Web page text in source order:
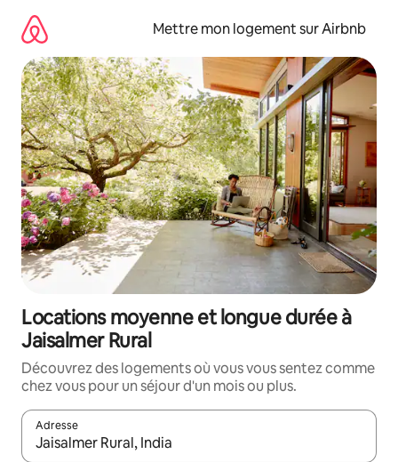
directement
contenu
Mettre mon logement sur Airbnb
Locations moyenne et longue durée à
Jaisalmer Rural
Découvrez des logements où vous vous sentez comme
chez vous pour un séjour d'un mois ou plus.
Adresse
Lorsque les résultats s'affichent, utilisez les flèches vers le